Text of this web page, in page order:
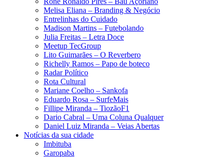
Melisa Eliana – Branding & Negócio
Entrelinhas do Cuidado
Madison Martins – Futebolando
Julia Freitas​ – Letra Doce
Meetup TecGroup
Lito Guimarães – O Reverbero
Richelly Ramos​ – Papo de boteco
Radar Político
Rota Cultural
Mariane Coelho – Sankofa
Eduardo Rosa​ – SurfeMais
Fillipe Miranda – TiozãoF1
Dario Cabral – Uma Coluna Qualquer
Daniel Luiz Miranda – Veias Abertas
Notícias da sua cidade
Imbituba
Garopaba